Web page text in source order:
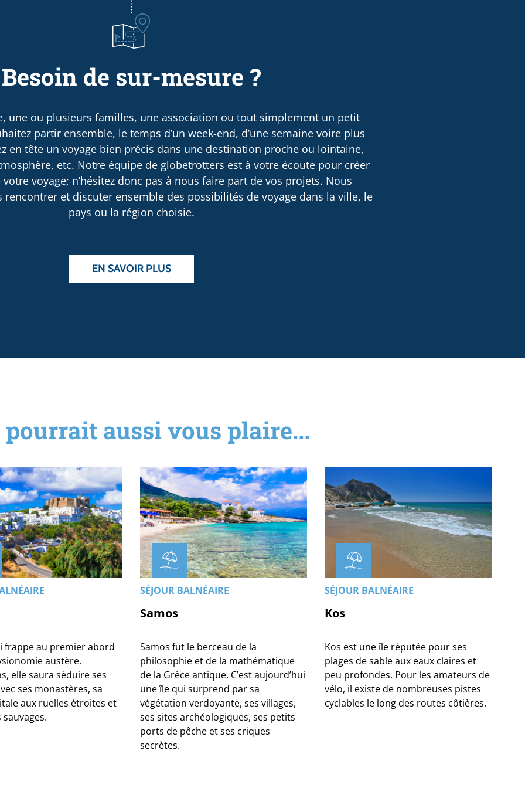
Besoin de sur-mesure ?
une ou plusieurs familles, une association ou tout simplement un petit
partir ensemble, le temps d’un week-end, d’une semaine voire plus
en tête un voyage bien précis dans une destination proche ou lointaine,
etc. Notre équipe de globetrotters est à votre écoute pour créer
voyage; n’hésitez donc pas à nous faire part de vos projets. Nous
et discuter ensemble des possibilités de voyage dans la ville, le
pays ou la région choisie.
EN SAVOIR PLUS
pourrait aussi vous plaire...
frappe au premier abord
austère.
elle saura séduire ses
ses monastères, sa
aux ruelles étroites et
sauvages.
SÉJOUR BALNÉAIRE
Samos
Samos fut le berceau de la
philosophie et de la mathématique
de la Grèce antique. C’est aujourd’hui
une île qui surprend par sa
végétation verdoyante, ses villages,
ses sites archéologiques, ses petits
ports de pêche et ses criques
secrètes.
SÉJOUR BALNÉAIRE
Kos
Kos est une île réputée pour ses
plages de sable aux eaux claires et
peu profondes. Pour les amateurs de
vélo, il existe de nombreuses pistes
cyclables le long des routes côtières.